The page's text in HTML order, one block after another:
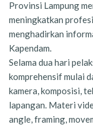
Provinsi Lampung
meningkatkan
menghadirkan
Kapendam.
Selama dua hari
komprehensif mulai
kamera, komposisi,
lapangan. Materi
angle, framing,